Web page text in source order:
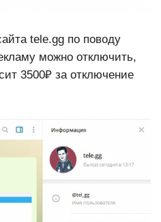
tele.gg по поводу
можно отключить,
3500₽ за отключение